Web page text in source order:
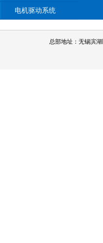
电机驱动系统
总部地址：无锡滨